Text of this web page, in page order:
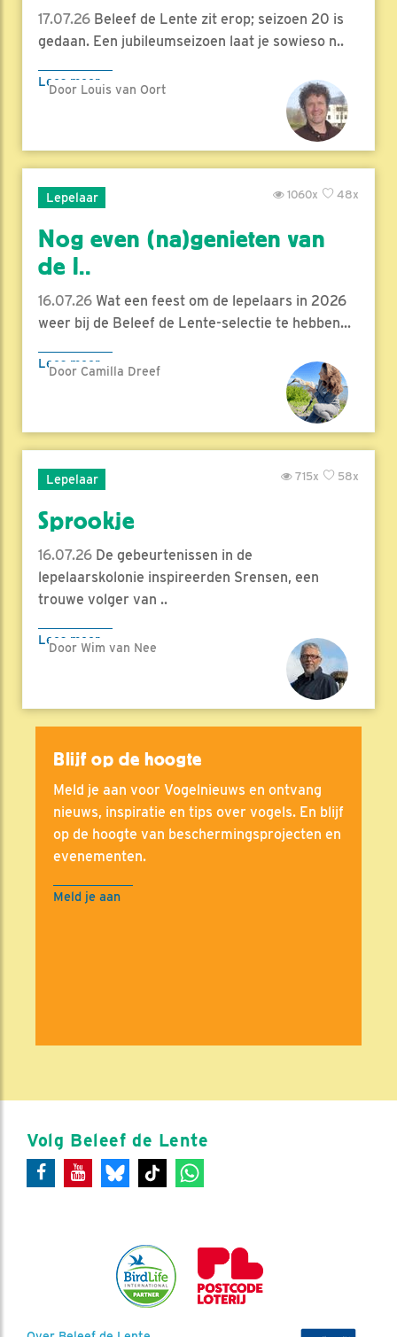
17.07.26 Beleef de Lente zit erop; seizoen 20 is
gedaan. Een jubileumseizoen laat je sowieso n..
Lees meer
Door Louis van Oort
Lepelaar 48x
1060x
Nog even (na)genieten van
de l..
16.07.26 Wat een feest om de lepelaars in 2026
weer bij de Beleef de Lente-selectie te hebben...
Lees meer
Door Camilla Dreef
Lepelaar 58x
715x
Sprookje
16.07.26 De gebeurtenissen in de
lepelaarskolonie inspireerden Srensen, een
trouwe volger van ..
Lees meer
Door Wim van Nee
Blijf op de hoogte
Meld je aan voor Vogelnieuws en ontvang
nieuws, inspiratie en tips over vogels. En blijf
op de hoogte van beschermingsprojecten en
evenementen.
Meld je aan
Volg Beleef de Lente